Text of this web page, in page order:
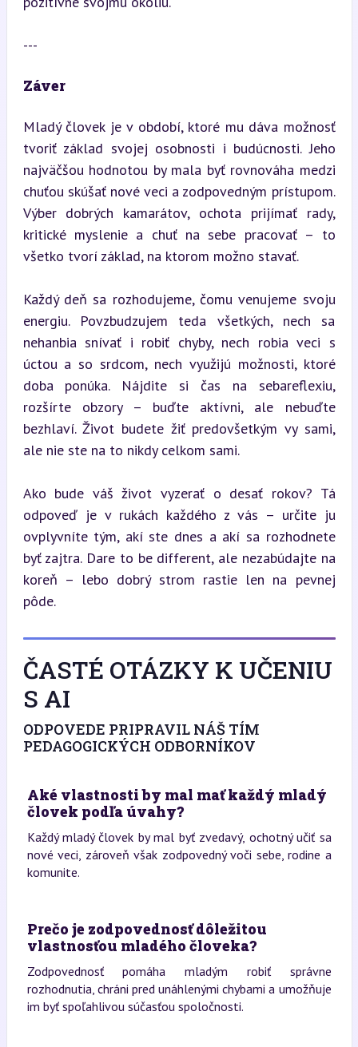
---
Záver
Mladý človek je v období, ktoré mu dáva možnosť
tvoriť základ svojej osobnosti i budúcnosti. Jeho
najväčšou hodnotou by mala byť rovnováha medzi
chuťou skúšať nové veci a zodpovedným prístupom.
Výber dobrých kamarátov, ochota prijímať rady,
kritické myslenie a chuť na sebe pracovať – to
všetko tvorí základ, na ktorom možno stavať.
Každý deň sa rozhodujeme, čomu venujeme svoju
energiu. Povzbudzujem teda všetkých, nech sa
nehanbia snívať i robiť chyby, nech robia veci s
úctou a so srdcom, nech využijú možnosti, ktoré
doba ponúka. Nájdite si čas na sebareflexiu,
rozšírte obzory – buďte aktívni, ale nebuďte
bezhlaví. Život budete žiť predovšetkým vy sami,
ale nie ste na to nikdy celkom sami.
Ako bude váš život vyzerať o desať rokov? Tá
odpoveď je v rukách každého z vás – určite ju
ovplyvníte tým, akí ste dnes a akí sa rozhodnete
byť zajtra. Dare to be different, ale nezabúdajte na
koreň – lebo dobrý strom rastie len na pevnej
pôde.
ČASTÉ OTÁZKY K UČENIU
S AI
ODPOVEDE PRIPRAVIL NÁŠ TÍM
PEDAGOGICKÝCH ODBORNÍKOV
Aké vlastnosti by mal mať každý mladý
človek podľa úvahy?
Každý mladý človek by mal byť zvedavý, ochotný učiť sa
nové veci, zároveň však zodpovedný voči sebe, rodine a
komunite.
Prečo je zodpovednosť dôležitou
vlastnosťou mladého človeka?
Zodpovednosť pomáha mladým robiť správne
rozhodnutia, chráni pred unáhlenými chybami a umožňuje
im byť spoľahlivou súčasťou spoločnosti.